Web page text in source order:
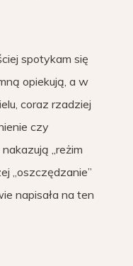
spotykam się
opiekują, a w
coraz rzadziej
czy
„reżim
„oszczędzanie”
napisała na ten